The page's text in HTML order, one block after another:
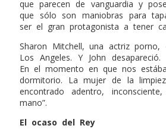
que parecen de vanguardia y
que sólo son maniobras para
ser el gran protagonista a tener
Sharon Mitchell, una actriz porno,
Los Angeles. Y John
En el momento en que nos
dormitorio. La mujer de la
encontrado adentro,
mano”.
El ocaso del Rey